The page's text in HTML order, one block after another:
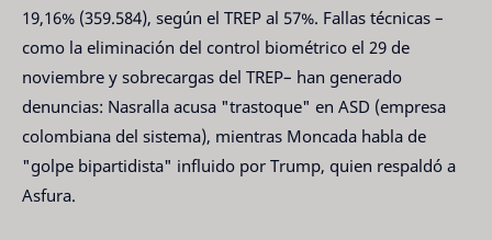
19,16% (359.584), según el TREP al 57%. Fallas técnicas –
como la eliminación del control biométrico el 29 de
noviembre y sobrecargas del TREP– han generado
denuncias: Nasralla acusa "trastoque" en ASD (empresa
colombiana del sistema), mientras Moncada habla de
"golpe bipartidista" influido por Trump, quien respaldó a
Asfura.